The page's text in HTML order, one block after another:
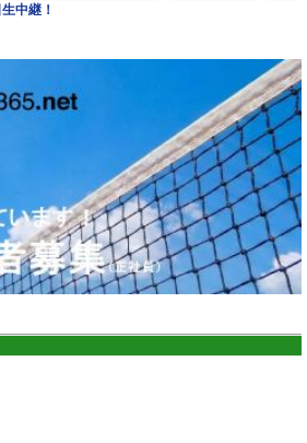
中継！